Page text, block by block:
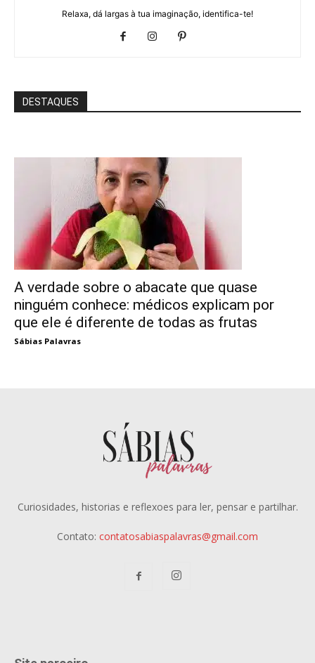
Relaxa, dá largas à tua imaginação, identifica-te!
DESTAQUES
A verdade sobre o abacate que quase
ninguém conhece: médicos explicam por
que ele é diferente de todas as frutas
Sábias Palavras
Curiosidades, historias e reflexoes para ler, pensar e partilhar.
Contato: contatosabiaspalavras@gmail.com